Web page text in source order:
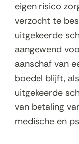
eigen risico
verzocht te
uitgekeerde
aangewend
aanschaf van
boedel blijft,
uitgekeerde
van betaling
medische en